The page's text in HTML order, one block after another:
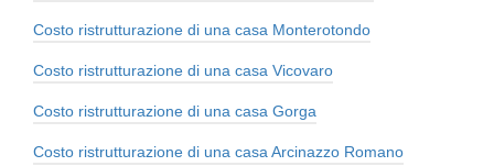
Costo ristrutturazione di una casa Monterotondo
Costo ristrutturazione di una casa Vicovaro
Costo ristrutturazione di una casa Gorga
Costo ristrutturazione di una casa Arcinazzo Romano